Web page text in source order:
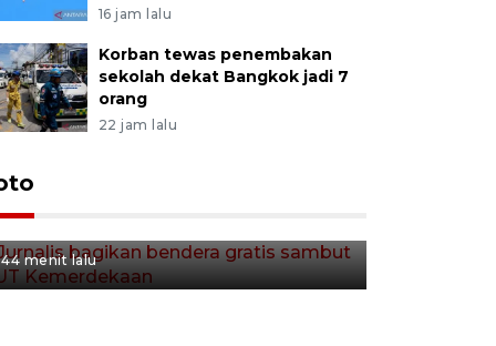
16 jam lalu
Korban tewas penembakan
sekolah dekat Bangkok jadi 7
orang
22 jam lalu
Jurnalis bagikan bendera
gratis sambut HUT
44 menit lalu